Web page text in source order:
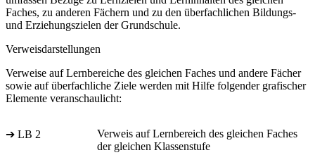
Faches, zu anderen Fächern und zu den überfachlichen Bildungs-
und Erziehungszielen der Grundschule.
Verweisdarstellungen
Verweise auf Lernbereiche des gleichen Faches und andere Fächer
sowie auf überfachliche Ziele werden mit Hilfe folgender grafischer
Elemente veranschaulicht:
➔ LB 2
Verweis auf Lernbereich des gleichen Faches
der gleichen Klassenstufe